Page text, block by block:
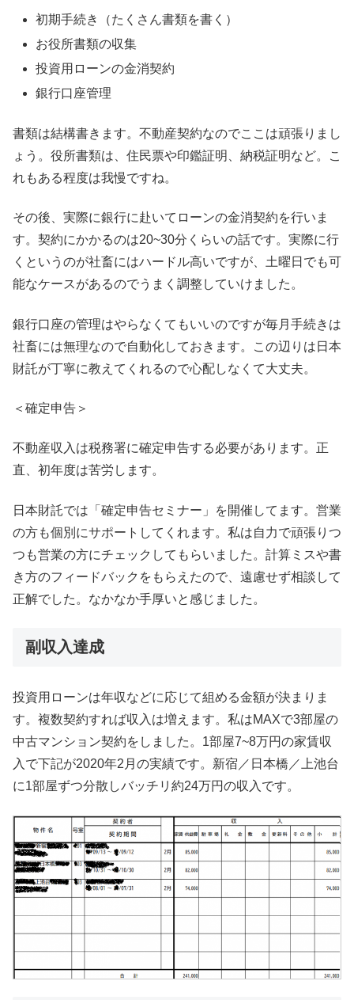
初期手続き（たくさん書類を書く）
お役所書類の収集
投資用ローンの金消契約
銀行口座管理
書類は結構書きます。不動産契約なのでここは頑張りまし
ょう。役所書類は、住民票や印鑑証明、納税証明など。こ
れもある程度は我慢ですね。
その後、実際に銀行に赴いてローンの金消契約を行いま
す。契約にかかるのは20~30分くらいの話です。実際に行
くというのが社畜にはハードル高いですが、土曜日でも可
能なケースがあるのでうまく調整していけました。
銀行口座の管理はやらなくてもいいのですが毎月手続きは
社畜には無理なので自動化しておきます。この辺りは日本
財託が丁寧に教えてくれるので心配しなくて大丈夫。
＜確定申告＞
不動産収入は税務署に確定申告する必要があります。正
直、初年度は苦労します。
日本財託では「確定申告セミナー」を開催してます。営業
の方も個別にサポートしてくれます。私は自力で頑張りつ
つも営業の方にチェックしてもらいました。計算ミスや書
き方のフィードバックをもらえたので、遠慮せず相談して
正解でした。なかなか手厚いと感じました。
副収入達成
投資用ローンは年収などに応じて組める金額が決まりま
す。複数契約すれば収入は増えます。私はMAXで3部屋の
中古マンション契約をしました。1部屋7~8万円の家賃収
入で下記が2020年2月の実績です。新宿／日本橋／上池台
に1部屋ずつ分散しバッチリ約24万円の収入です。